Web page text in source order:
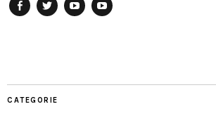
CATEGORIE